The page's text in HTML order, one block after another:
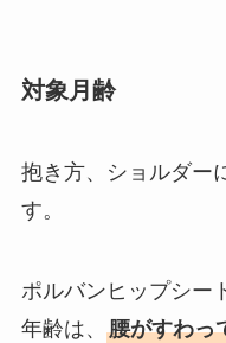
対象月齢
抱き方、ショルダー
す。
ポルバンヒップシー
年齢は、 腰がすわっ